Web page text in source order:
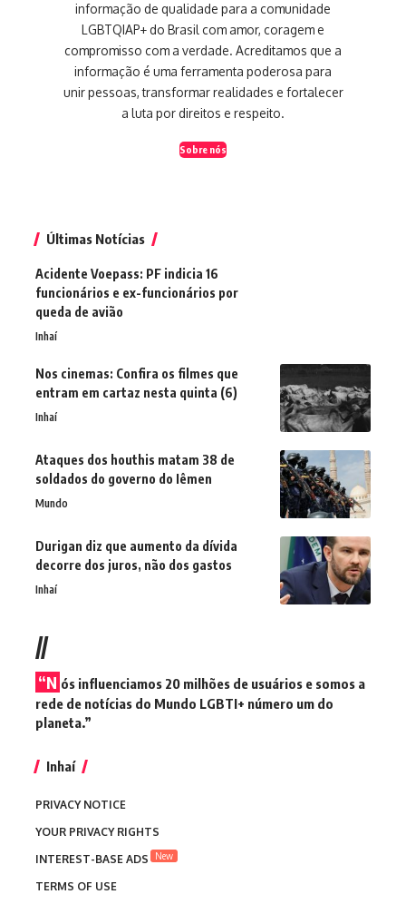
informação de qualidade para a comunidade
LGBTQIAP+ do Brasil com amor, coragem e
compromisso com a verdade. Acreditamos que a
informação é uma ferramenta poderosa para
unir pessoas, transformar realidades e fortalecer
a luta por direitos e respeito.
Sobre nós
Últimas Notícias
Acidente Voepass: PF indicia 16
funcionários e ex-funcionários por
queda de avião
Inhaí
Nos cinemas: Confira os filmes que
entram em cartaz nesta quinta (6)
Inhaí
Ataques dos houthis matam 38 de
soldados do governo do Iêmen
Mundo
Durigan diz que aumento da dívida
decorre dos juros, não dos gastos
Inhaí
//
“N ós influenciamos 20 milhões de usuários e somos a
rede de notícias do Mundo LGBTI+ número um do
planeta.”
Inhaí
PRIVACY NOTICE
YOUR PRIVACY RIGHTS
INTEREST-BASE ADS
New
TERMS OF USE